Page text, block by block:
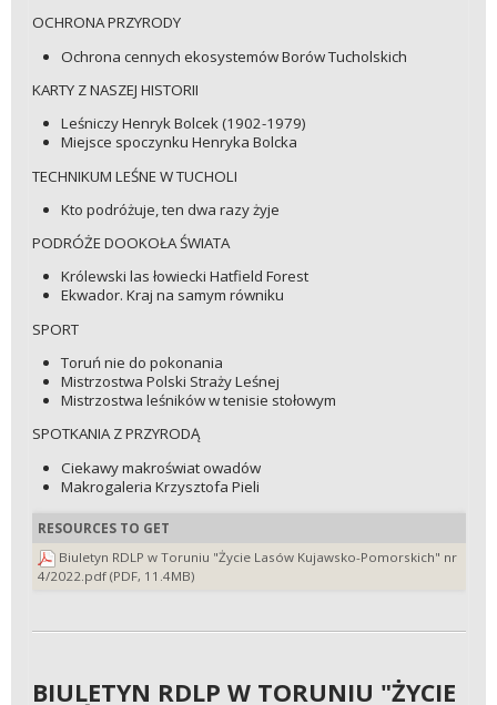
OCHRONA PRZYRODY
Ochrona cennych ekosystemów Borów Tucholskich
KARTY Z NASZEJ HISTORII
Leśniczy Henryk Bolcek (1902-1979)
Miejsce spoczynku Henryka Bolcka
TECHNIKUM LEŚNE W TUCHOLI
Kto podróżuje, ten dwa razy żyje
PODRÓŻE DOOKOŁA ŚWIATA
Królewski las łowiecki Hatfield Forest
Ekwador. Kraj na samym równiku
SPORT
Toruń nie do pokonania
Mistrzostwa Polski Straży Leśnej
Mistrzostwa leśników w tenisie stołowym
SPOTKANIA Z PRZYRODĄ
Ciekawy makroświat owadów
Makrogaleria Krzysztofa Pieli
RESOURCES TO GET
Biuletyn RDLP w Toruniu "Życie Lasów Kujawsko-Pomorskich" nr
4/2022.pdf (PDF, 11.4MB)
BIULETYN RDLP W TORUNIU "ŻYCIE